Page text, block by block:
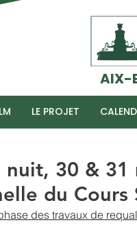
AIX-
LE PROJET
nuit, 30 &
du Cours
des travaux de